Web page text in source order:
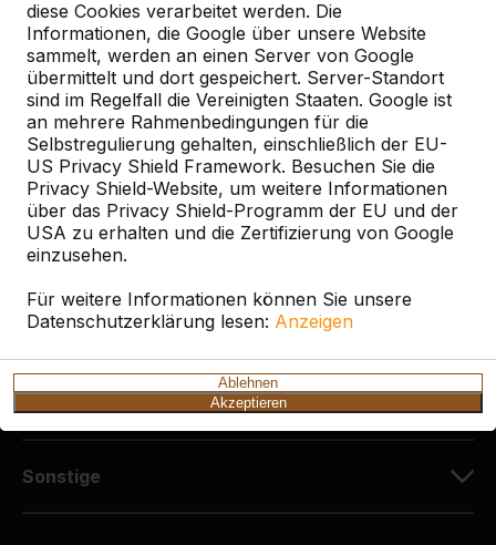
diese Cookies verarbeitet werden. Die
Informationen, die Google über unsere Website
sammelt, werden an einen Server von Google
übermittelt und dort gespeichert. Server-Standort
sind im Regelfall die Vereinigten Staaten. Google ist
an mehrere Rahmenbedingungen für die
Selbstregulierung gehalten, einschließlich der EU-
US Privacy Shield Framework. Besuchen Sie die
Privacy Shield-Website, um weitere Informationen
über das Privacy Shield-Programm der EU und der
USA zu erhalten und die Zertifizierung von Google
einzusehen.
Für weitere Informationen können Sie unsere
Datenschutzerklärung lesen: Anzeigen
Ablehnen
Akzeptieren
HeBlad Deutschland
Diekerstraße 97
42781 Haan
Deutschland
+49 212 934 77 25
info@HeBlad.de
Kundenservice
Sonstige